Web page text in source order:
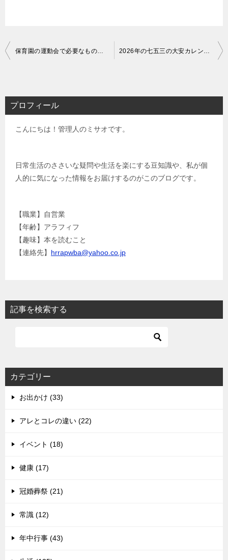
投
ビ
ゲ
保育園の運動会で必要なものリスト！必需品とあると便利な持ち物 2026年の七五三の大安カレンダー｜その日以外なら何日？
プロフィール
こんにちは！管理人のミサオです。
日常生活のささいな疑問や生活を楽にする豆知識や、私が個
人的に気になった情報をお届けするのがこのブログです。
【職業】自営業
【年齢】アラフィフ
【趣味】本を読むこと
【連絡先】 hrrapwba@yahoo.co.jp
記事を検索する
カテゴリー
お出かけ (33)
アレとコレの違い (22)
イベント (18)
健康 (17)
冠婚葬祭 (21)
常識 (12)
年中行事 (43)